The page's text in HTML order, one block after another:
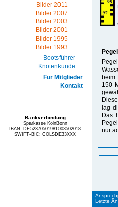
Bilder 2011
Bilder 2007
Bilder 2003
Bilder 2001
Bilder 1995
Bilder 1993
Bootsführer
Knotenkunde
Für Mitglieder
Kontakt
Bankverbindung
Sparkasse KölnBonn
IBAN: DE52370501981003502018
SWIFT-BIC: COLSDE33XXX
beim
150
lag
Das
nur
Letzte